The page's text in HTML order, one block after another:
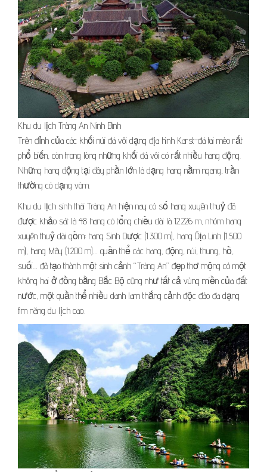
Khu du lịch Tràng An Ninh Bình
Trên đỉnh của các khối núi đá vôi dạng địa hình Karst-đá tai mèo rất
phổ biến, còn trong lòng những khối đá vôi có rất nhiều hang động.
Những hang động tại đây phần lớn là dạng hang nằm ngang, trần
thường có dạng vòm.
Khu du lịch sinh thái Tràng An hiện nay có số hang xuyên thuỷ đã
được khảo sát là 48 hang có tổng chiều dài là 12.226 m, nhóm hang
xuyên thuỷ dài gồm: hang Sinh Dược (1.300 m), hang Địa Linh (1.500
m), hang Mây (1.200 m)… quần thể các hang, động, núi, thung, hồ,
suối… đã tạo thành một sinh cảnh “Tràng An” đẹp thơ mộng có một
không hai ở đồng bằng Bắc Bộ cũng như tất cả vùng miền của đất
nước, một quần thể nhiều danh lam thắng cảnh độc đáo đa dạng
tìm năng du lịch cao.